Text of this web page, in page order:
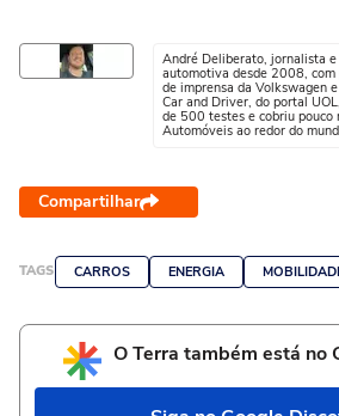
André Deliberato, jornalista
automotiva desde 2008, com
de imprensa da Volkswagen
Car and Driver, do portal
de 500 testes e cobriu pouco
Automóveis ao redor do
Compartilhar
TAGS CARROS ENERGIA
O Terra também está no